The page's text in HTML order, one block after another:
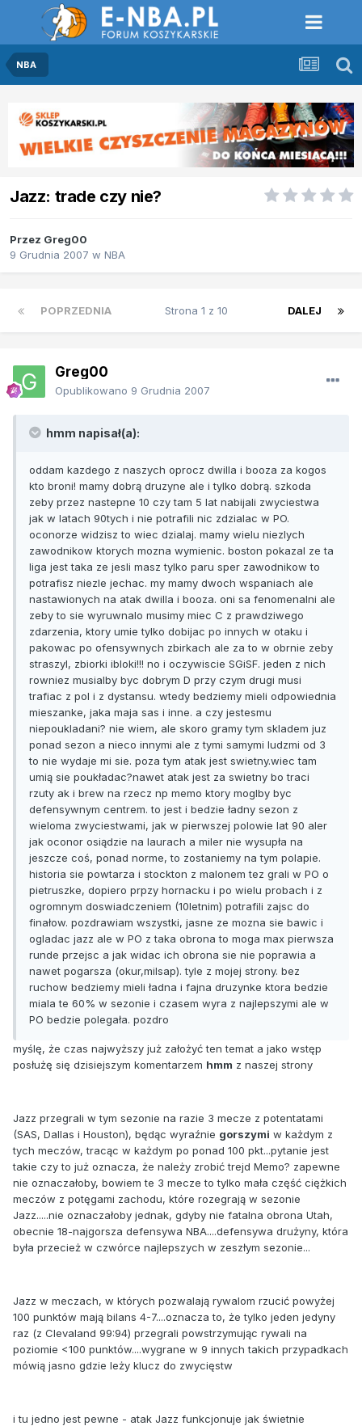
NBA
Jazz: trade czy nie?
Przez Greg00
9 Grudnia 2007 w NBA
POPRZEDNIA DALEJ
Strona 1 z 10
Greg00
Opublikowano 9 Grudnia 2007
hmm napisał(a):
oddam kazdego z naszych oprocz dwilla i booza za kogos
kto broni! mamy dobrą druzyne ale i tylko dobrą. szkoda
zeby przez nastepne 10 czy tam 5 lat nabijali zwyciestwa
jak w latach 90tych i nie potrafili nic zdzialac w PO.
oconorze widzisz to wiec dzialaj. mamy wielu niezlych
zawodnikow ktorych mozna wymienic. boston pokazal ze ta
liga jest taka ze jesli masz tylko paru sper zawodnikow to
potrafisz niezle jechac. my mamy dwoch wspaniach ale
nastawionych na atak dwilla i booza. oni sa fenomenalni ale
zeby to sie wyruwnalo musimy miec C z prawdziwego
zdarzenia, ktory umie tylko dobijac po innych w otaku i
pakowac po ofensywnych zbirkach ale za to w obrnie zeby
straszyl, zbiorki ibloki!!! no i oczywiscie SGiSF. jeden z nich
rowniez musialby byc dobrym D przy czym drugi musi
trafiac z pol i z dystansu. wtedy bedziemy mieli odpowiednia
mieszanke, jaka maja sas i inne. a czy jestesmu
niepoukladani? nie wiem, ale skoro gramy tym skladem juz
ponad sezon a nieco innymi ale z tymi samymi ludzmi od 3
to nie wydaje mi sie. poza tym atak jest swietny.wiec tam
umią sie poukładac?nawet atak jest za swietny bo traci
rzuty ak i brew na rzecz np memo ktory moglby byc
defensywnym centrem. to jest i bedzie ładny sezon z
wieloma zwyciestwami, jak w pierwszej polowie lat 90 aler
jak oconor osiądzie na laurach a miler nie wysupła na
jeszcze coś, ponad norme, to zostaniemy na tym polapie.
historia sie powtarza i stockton z malonem tez grali w PO o
pietruszke, dopiero prpzy hornacku i po wielu probach i z
ogromnym doswiadczeniem (10letnim) potrafili zajsc do
finałow. pozdrawiam wszystki, jasne ze mozna sie bawic i
ogladac jazz ale w PO z taka obrona to moga max pierwsza
runde przejsc a jak widac ich obrona sie nie poprawia a
nawet pogarsza (okur,milsap). tyle z mojej strony. bez
ruchow bedziemy mieli ładna i fajna druzynke ktora bedzie
miala te 60% w sezonie i czasem wyra z najlepszymi ale w
PO bedzie polegała. pozdro
myślę, że czas najwyższy już założyć ten temat a jako wstęp
posłużę się dzisiejszym komentarzem hmm z naszej strony
Jazz przegrali w tym sezonie na razie 3 mecze z potentatami
(SAS, Dallas i Houston), będąc wyraźnie gorszymi w każdym z
tych meczów, tracąc w każdym po ponad 100 pkt...pytanie jest
takie czy to już oznacza, że należy zrobić trejd Memo? zapewne
nie oznaczałoby, bowiem te 3 mecze to tylko mała część ciężkich
meczów z potęgami zachodu, które rozegrają w sezonie
Jazz.....nie oznaczałoby jednak, gdyby nie fatalna obrona Utah,
obecnie 18-najgorsza defensywa NBA....defensywa drużyny, która
była przecież w czwórce najlepszych w zeszłym sezonie...
Jazz w meczach, w których pozwalają rywalom rzucić powyżej
100 punktów mają bilans 4-7....oznacza to, że tylko jeden jedyny
raz (z Clevaland 99:94) przegrali powstrzymując rywali na
poziomie <100 punktów....wygrane w 9 innych takich przypadkach
mówią jasno gdzie leży klucz do zwycięstw
i tu jedno jest pewne - atak Jazz funkcjonuje jak świetnie